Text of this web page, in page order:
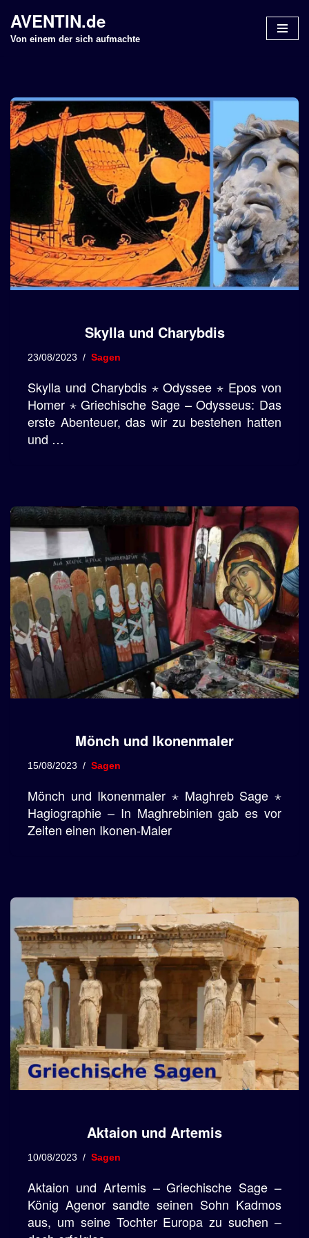
Z
n
h
a
l
r
i
n
g
e
AVENTIN.de
Von einem der sich aufmachte
Skylla und Charybdis
23/08/2023 Sagen
Skylla und Charybdis ⋆ Odyssee ⋆ Epos von
Homer ⋆ Griechische Sage – Odysseus: Das
erste Abenteuer, das wir zu bestehen hatten
und …
Mönch und Ikonenmaler
15/08/2023 Sagen
Mönch und Ikonenmaler ⋆ Maghreb Sage ⋆
Hagiographie – In Maghrebinien gab es vor
Zeiten einen Ikonen-Maler
Aktaion und Artemis
10/08/2023 Sagen
Aktaion und Artemis – Griechische Sage –
König Agenor sandte seinen Sohn Kadmos
aus, um seine Tochter Europa zu suchen –